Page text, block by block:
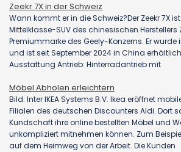
Zeekr 7X in der Schweiz
Wann kommt er in die Schweiz?Der Zeekr 7X
Mittelklasse-SUV des chinesischen Herstellers
Premiummarke des Geely-Konzerns. Er
und ist seit September 2024 in China
Ausstattung Antrieb: Hinterradantrieb mit
Möbel Abholen erleichtern
Bild: Inter IKEA Systems B.V. Ikea eröffnet
Filialen des deutschen Discounters Aldi. Dort
Kundschaft ihre online bestellten Möbel und
unkompliziert mitnehmen können. Zum
auf dem Heimweg von der Arbeit. Die Kunden